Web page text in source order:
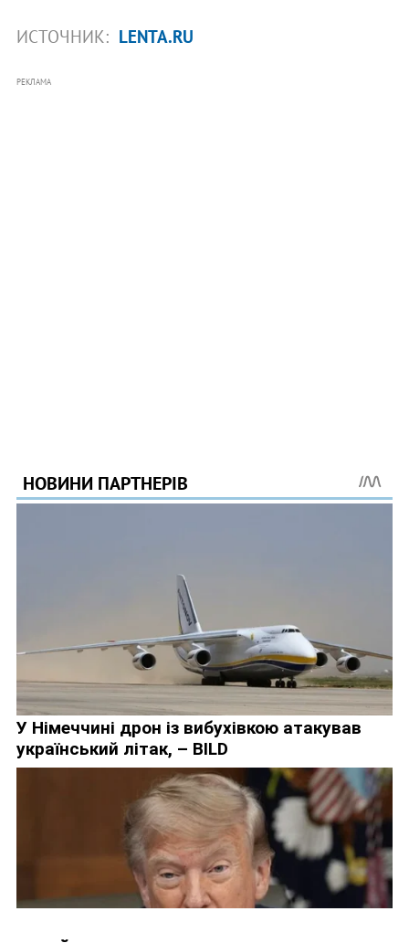
ИСТОЧНИК: LENTA.RU
РЕКЛАМА